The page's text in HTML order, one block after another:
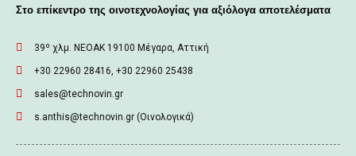
Στο επίκεντρο της οινοτεχνολογίας για αξιόλογα αποτελέσματα
39º χλμ. ΝΕΟΑΚ 19100 Mέγαρα, Αττική
+30 22960 28416, +30 22960 25438
sales@technovin.gr
s.anthis@technovin.gr (Οινολογικά)